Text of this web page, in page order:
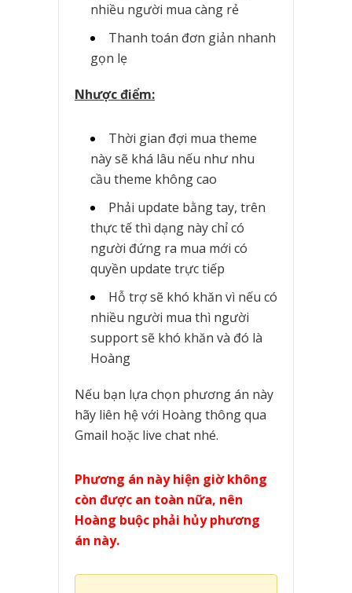
nhiều người mua càng rẻ
Thanh toán đơn giản nhanh
gọn lẹ
Nhược điểm:
Thời gian đợi mua theme
này sẽ khá lâu nếu như nhu
cầu theme không cao
Phải update bằng tay, trên
thực tế thì dạng này chỉ có
người đứng ra mua mới có
quyền update trực tiếp
Hỗ trợ sẽ khó khăn vì nếu có
nhiều người mua thì người
support sẽ khó khăn và đó là
Hoàng
Nếu bạn lựa chọn phương án này
hãy liên hệ với Hoàng thông qua
Gmail hoặc live chat nhé.
Phương án này hiện giờ không
còn được an toàn nữa, nên
Hoàng buộc phải hủy phương
án này.